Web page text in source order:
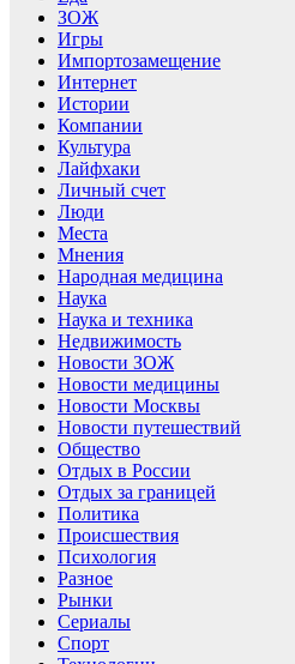
ЗОЖ
Игры
Импортозамещение
Интернет
Истории
Компании
Культура
Лайфхаки
Личный счет
Люди
Места
Мнения
Народная медицина
Наука
Наука и техника
Недвижимость
Новости ЗОЖ
Новости медицины
Новости Москвы
Новости путешествий
Общество
Отдых в России
Отдых за границей
Политика
Происшествия
Психология
Разное
Рынки
Сериалы
Спорт